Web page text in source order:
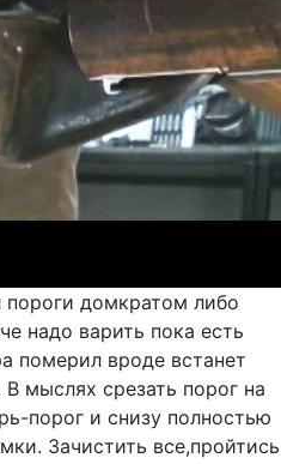
домкратом либо
надо варить пока есть
померил вроде встанет
мыслях срезать порог на
порог и снизу полностью
Зачистить все,пройтись